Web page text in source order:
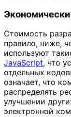
Стоимость
правило, ниже,
используют
JavaScript, что
отдельных
означает, что
распределять
улучшении
электронной